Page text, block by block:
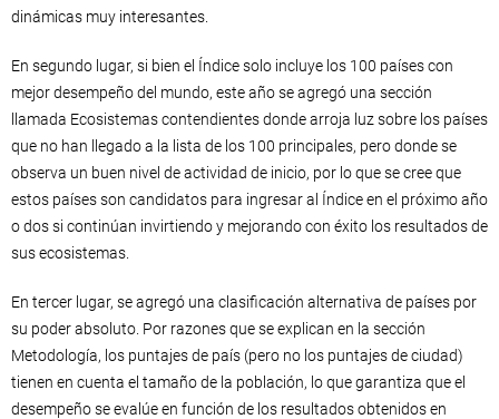
dinámicas muy interesantes.
En segundo lugar, si bien el Índice solo incluye los 100 países con
mejor desempeño del mundo, este año se agregó una sección
llamada Ecosistemas contendientes donde arroja luz sobre los países
que no han llegado a la lista de los 100 principales, pero donde se
observa un buen nivel de actividad de inicio, por lo que se cree que
estos países son candidatos para ingresar al Índice en el próximo año
o dos si continúan invirtiendo y mejorando con éxito los resultados de
sus ecosistemas.
En tercer lugar, se agregó una clasificación alternativa de países por
su poder absoluto. Por razones que se explican en la sección
Metodología, los puntajes de país (pero no los puntajes de ciudad)
tienen en cuenta el tamaño de la población, lo que garantiza que el
desempeño se evalúe en función de los resultados obtenidos en